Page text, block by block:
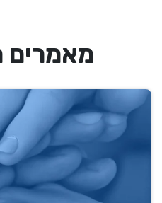
מעדיפים את העסקים הקטנים
הדברים המיוחדים שיש לנו הישראלים
מאמרים